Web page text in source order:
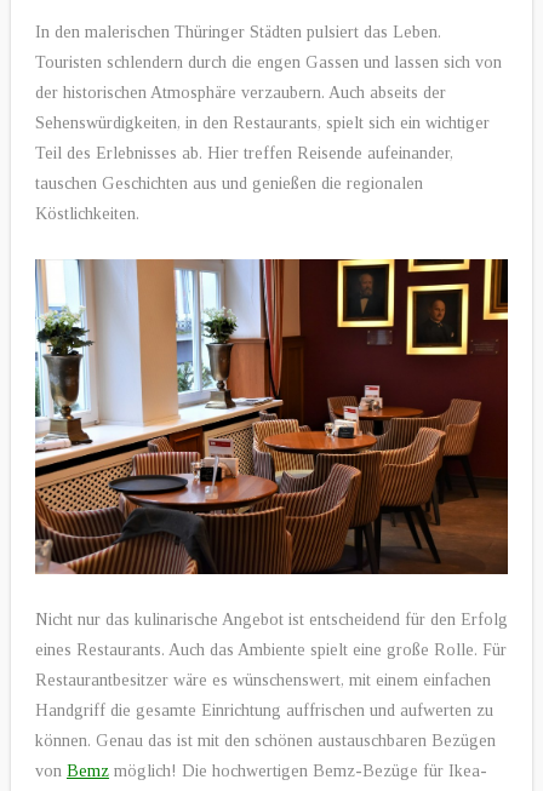
In den malerischen Thüringer Städten pulsiert das Leben.
Touristen schlendern durch die engen Gassen und lassen sich von
der historischen Atmosphäre verzaubern. Auch abseits der
Sehenswürdigkeiten, in den Restaurants, spielt sich ein wichtiger
Teil des Erlebnisses ab. Hier treffen Reisende aufeinander,
tauschen Geschichten aus und genießen die regionalen
Köstlichkeiten.
Nicht nur das kulinarische Angebot ist entscheidend für den Erfolg
eines Restaurants. Auch das Ambiente spielt eine große Rolle. Für
Restaurantbesitzer wäre es wünschenswert, mit einem einfachen
Handgriff die gesamte Einrichtung auffrischen und aufwerten zu
können. Genau das ist mit den schönen austauschbaren Bezügen
von Bemzmöglich! Die hochwertigen Bemz-Bezüge für Ikea-